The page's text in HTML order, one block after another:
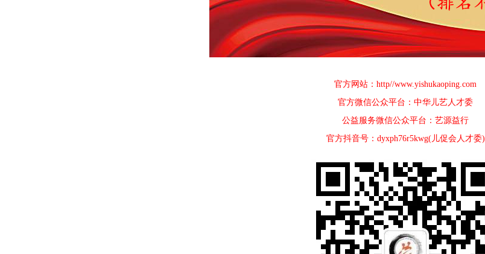
官方网站： http//www.yishukaoping.com
官方微信公众平台： 中华儿艺人才委
公益服务微信公众平台： 艺源益行
官方抖音号： dyxph76r5kwg(儿促会人才委)